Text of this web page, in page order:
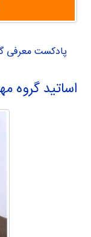
پادکست معرفی
اساتید گروه